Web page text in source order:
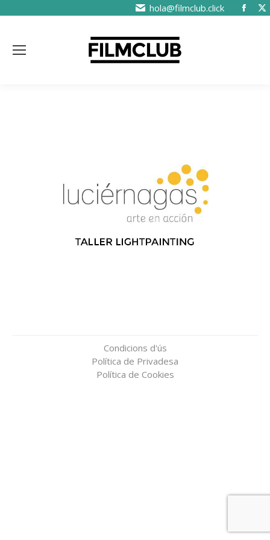
hola@filmclub.click
Condicions d'ús
Política de Privadesa
Política de Cookies